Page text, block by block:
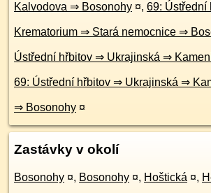
Kalvodova ⇒ Bosonohy ¤, 69: Ústřední
Krematorium ⇒ Stará nemocnice ⇒
Ústřední hřbitov ⇒ Ukrajinská ⇒
69: Ústřední hřbitov ⇒ Ukrajinská ⇒
⇒ Bosonohy ¤
Zastávky v okolí
Bosonohy ¤, Bosonohy ¤, Hoštická ¤,